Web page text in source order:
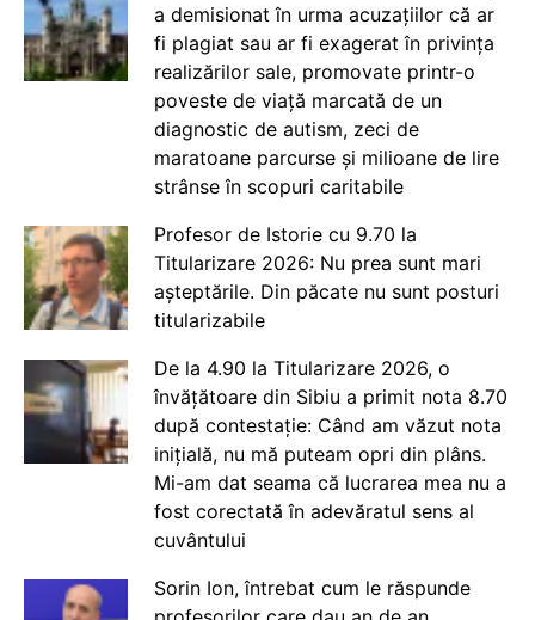
a demisionat în urma acuzațiilor că ar
fi plagiat sau ar fi exagerat în privința
realizărilor sale, promovate printr-o
poveste de viață marcată de un
diagnostic de autism, zeci de
maratoane parcurse și milioane de lire
strânse în scopuri caritabile
Profesor de Istorie cu 9.70 la
Titularizare 2026: Nu prea sunt mari
așteptările. Din păcate nu sunt posturi
titularizabile
De la 4.90 la Titularizare 2026, o
învățătoare din Sibiu a primit nota 8.70
după contestație: Când am văzut nota
inițială, nu mă puteam opri din plâns.
Mi-am dat seama că lucrarea mea nu a
fost corectată în adevăratul sens al
cuvântului
Sorin Ion, întrebat cum le răspunde